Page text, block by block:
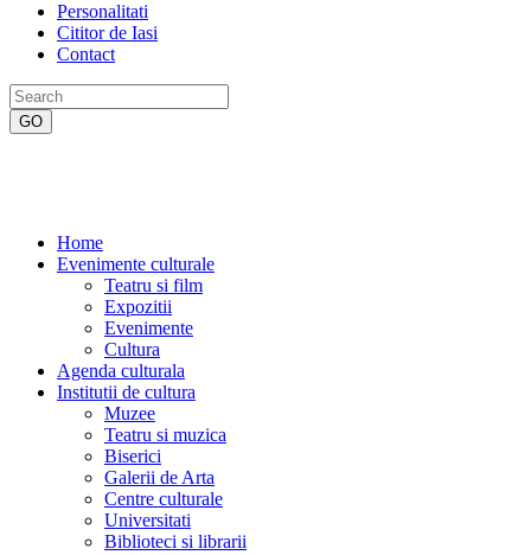
Personalitati
Cititor de Iasi
Contact
Home
Evenimente culturale
Teatru si film
Expozitii
Evenimente
Cultura
Agenda culturala
Institutii de cultura
Muzee
Teatru si muzica
Biserici
Galerii de Arta
Centre culturale
Universitati
Biblioteci si librarii